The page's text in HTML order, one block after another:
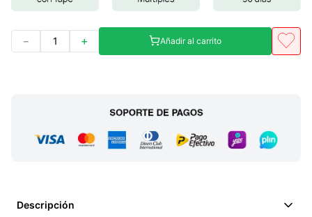
＋
－ Añadir al carrito
Descripción